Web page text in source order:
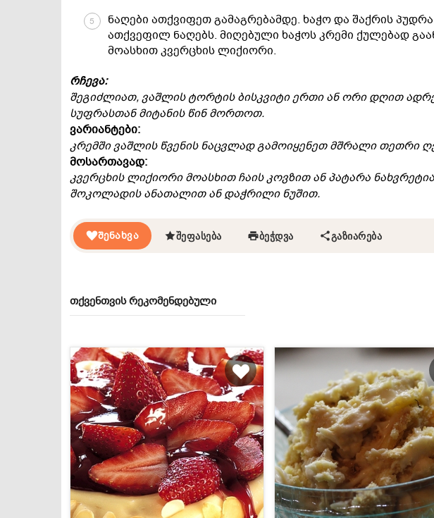
5
ნაღები ათქვიფეთ გამაგრებამდე. ხაჭო და შაქრის
ათქვეფილ ნაღებს. მიღებული ხაჭოს კრემი ქულებად
მოასხით კვერცხის ლიქიორი.
რჩევა:
შეგიძლიათ, ვაშლის ტორტის ბისკვიტი ერთი ან ორი დღით
სუფრასთან მიტანის წინ მორთოთ.
ვარიანტები:
კრემში ვაშლის წვენის ნაცვლად გამოიყენეთ მშრალი თეთრი
მოსართავად:
კვერცხის ლიქიორი მოასხით ჩაის კოვზით ან პატარა
შოკოლადის ანათალით ან დაჭრილი ნუშით.
ᲨᲔᲜᲐᲮᲕᲐ ᲨᲔᲤᲐᲡᲔᲑᲐ ᲑᲔᲭᲓᲕᲐ ᲒᲐᲖᲘᲐᲠᲔᲑᲐ
თქვენთვის რეკომენდებული